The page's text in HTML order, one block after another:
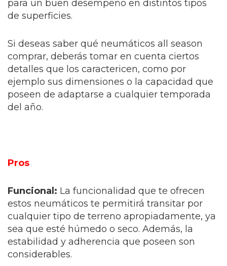
para un buen desempeño en distintos tipos
de superficies.
Si deseas saber qué neumáticos all season
comprar, deberás tomar en cuenta ciertos
detalles que los caractericen, como por
ejemplo sus dimensiones o la capacidad que
poseen de adaptarse a cualquier temporada
del año.
Pros
Funcional: La funcionalidad que te ofrecen
estos neumáticos te permitirá transitar por
cualquier tipo de terreno apropiadamente, ya
sea que esté húmedo o seco. Además, la
estabilidad y adherencia que poseen son
considerables.